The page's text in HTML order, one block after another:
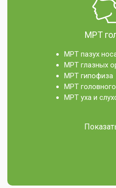
МРТ
МРТ пазух
МРТ глазных
МРТ гипофиза
МРТ
МРТ уха и